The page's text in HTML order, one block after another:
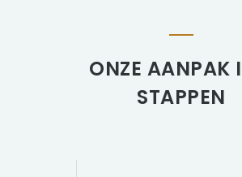
ONZE AANPAK
STAPPEN